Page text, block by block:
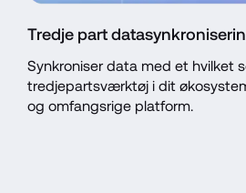
Tredje part
Synkroniser data med et hvilket
tredjepartsværktøj i dit
og omfangsrige platform.